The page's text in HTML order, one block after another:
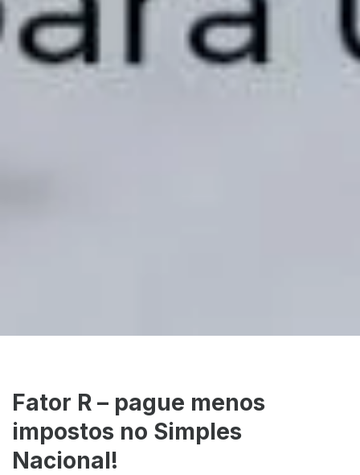
Fator R – pague menos
impostos no Simples
Nacional!